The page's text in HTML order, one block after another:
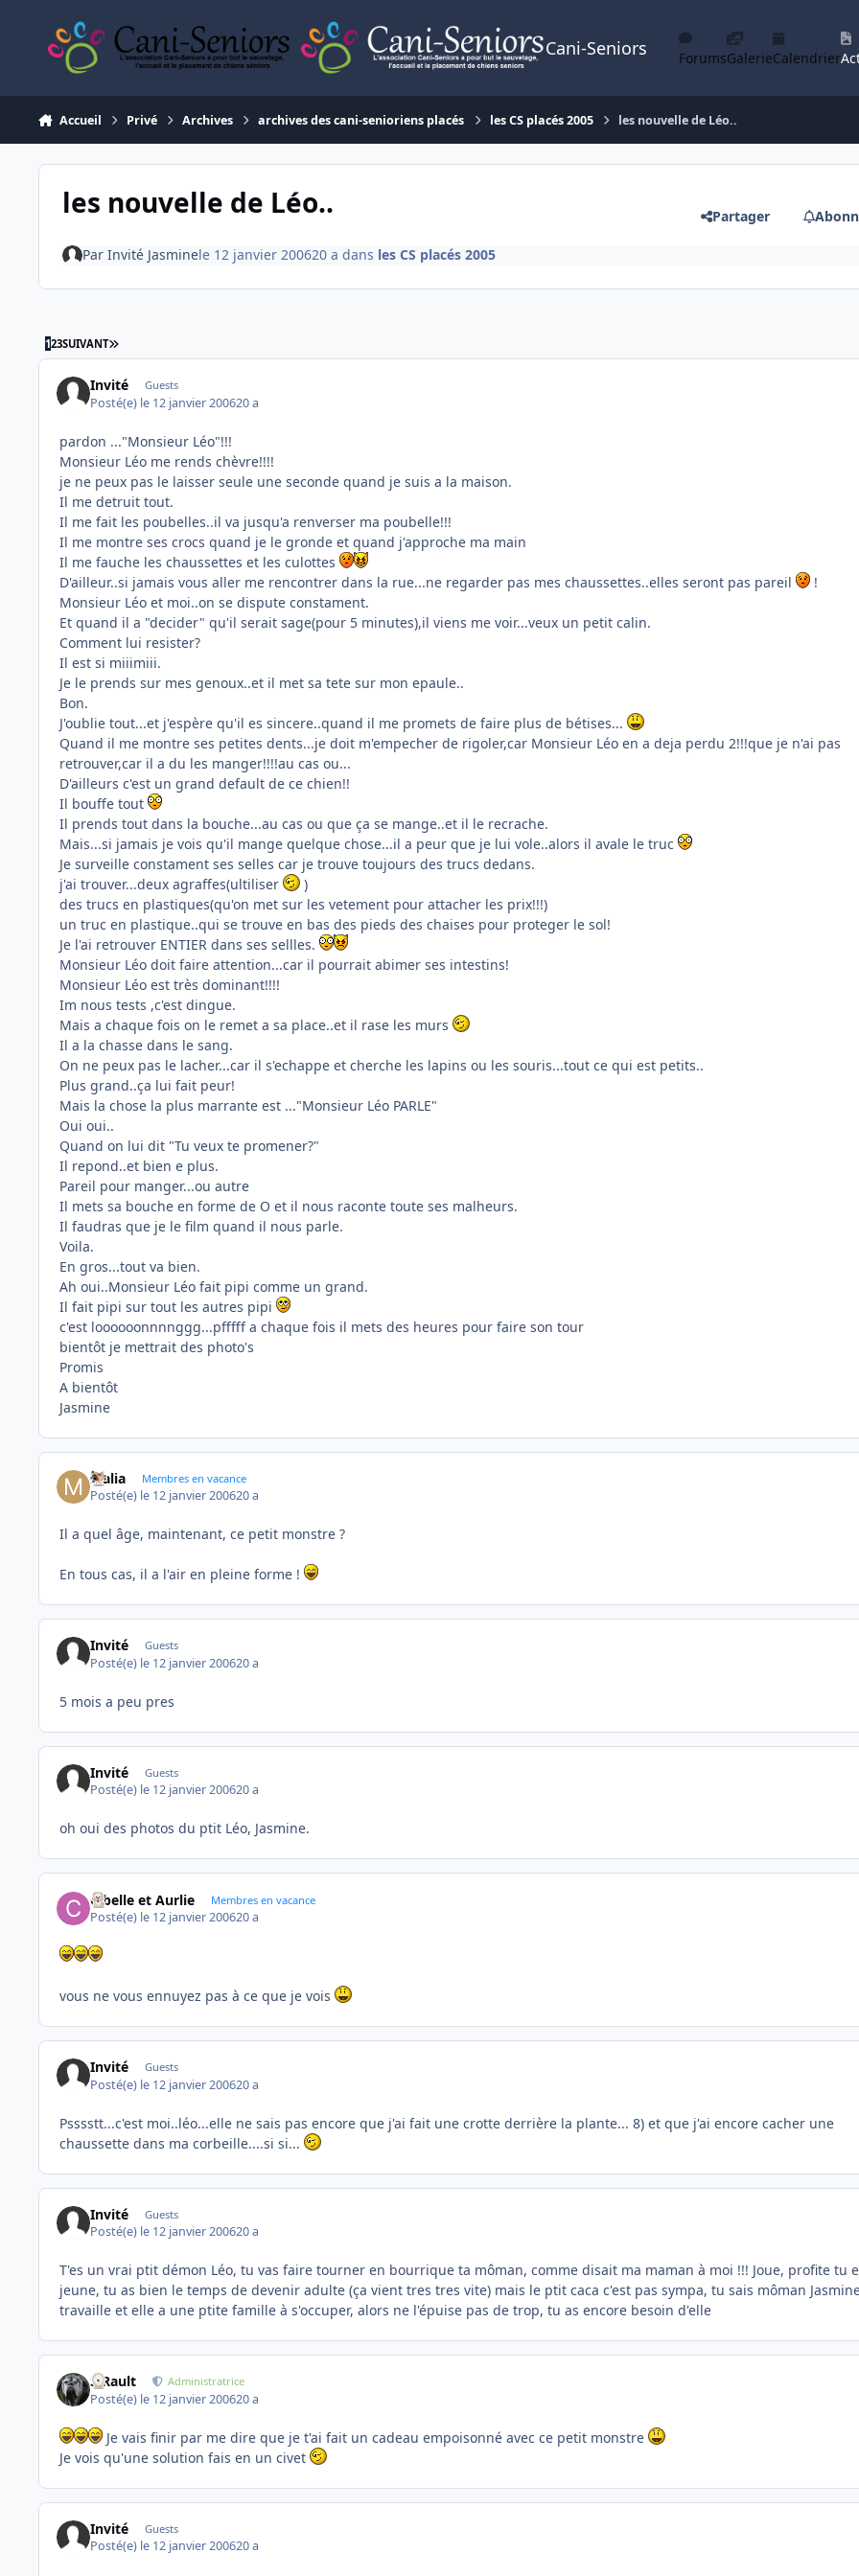
Cani-Seniors ForumsGalerieCalendrier
Accueil Privé Archives archives des cani-senioriens placés les CS placés 2005 les nouvelle de Léo..
les nouvelle de Léo.. Partager
Par Invité Jasminele 12 janvier 200620 a dans les CS placés 2005
123SUIVANT DERNIÈRE PAGE
Invité Guests
Posté(e) le 12 janvier 200620 a
pardon ..."Monsieur Léo"!!!
Monsieur Léo me rends chèvre!!!!
je ne peux pas le laisser seule une seconde quand je suis a la maison.
Il me detruit tout.
Il me fait les poubelles..il va jusqu'a renverser ma poubelle!!!
Il me montre ses crocs quand je le gronde et quand j'approche ma main
Il me fauche les chaussettes et les culottes
D'ailleur..si jamais vous aller me rencontrer dans la rue...ne regarder pas mes chaussettes..elles seront pas pareil
!
Monsieur Léo et moi..on se dispute constament.
Et quand il a "decider" qu'il serait sage(pour 5 minutes),il viens me voir...veux un petit calin.
Comment lui resister?
Il est si miiimiii.
Je le prends sur mes genoux..et il met sa tete sur mon epaule..
Bon.
J'oublie tout...et j'espère qu'il es sincere..quand il me promets de faire plus de bétises...
Quand il me montre ses petites dents...je doit m'empecher de rigoler,car Monsieur Léo en a deja perdu 2!!!que je n'ai pas
retrouver,car il a du les manger!!!!au cas ou...
D'ailleurs c'est un grand default de ce chien!!
Il bouffe tout
Il prends tout dans la bouche...au cas ou que ça se mange..et il le recrache.
Mais...si jamais je vois qu'il mange quelque chose...il a peur que je lui vole..alors il avale le truc
Je surveille constament ses selles car je trouve toujours des trucs dedans.
j'ai trouver...deux agraffes(ultiliser
)
des trucs en plastiques(qu'on met sur les vetement pour attacher les prix!!!)
un truc en plastique..qui se trouve en bas des pieds des chaises pour proteger le sol!
Je l'ai retrouver ENTIER dans ses sellles.
Monsieur Léo doit faire attention...car il pourrait abimer ses intestins!
Monsieur Léo est très dominant!!!!
Im nous tests ,c'est dingue.
Mais a chaque fois on le remet a sa place..et il rase les murs
Il a la chasse dans le sang.
On ne peux pas le lacher...car il s'echappe et cherche les lapins ou les souris...tout ce qui est petits..
Plus grand..ça lui fait peur!
Mais la chose la plus marrante est ..."Monsieur Léo PARLE"
Oui oui..
Quand on lui dit "Tu veux te promener?"
Il repond..et bien e plus.
Pareil pour manger...ou autre
Il mets sa bouche en forme de O et il nous raconte toute ses malheurs.
Il faudras que je le film quand il nous parle.
Voila.
En gros...tout va bien.
Ah oui..Monsieur Léo fait pipi comme un grand.
Il fait pipi sur tout les autres pipi
c'est loooooonnnnggg...pfffff a chaque fois il mets des heures pour faire son tour
bientôt je mettrait des photo's
Promis
A bientôt
Jasmine
Malia Membres en vacance
Posté(e) le 12 janvier 200620 a
Il a quel âge, maintenant, ce petit monstre ?
En tous cas, il a l'air en pleine forme !
Invité Guests
Posté(e) le 12 janvier 200620 a
5 mois a peu pres
Invité Guests
Posté(e) le 12 janvier 200620 a
oh oui des photos du ptit Léo, Jasmine.
Cibelle et Aurlie Membres en vacance
Posté(e) le 12 janvier 200620 a
vous ne vous ennuyez pas à ce que je vois
Invité Guests
Posté(e) le 12 janvier 200620 a
Psssstt...c'est moi..léo...elle ne sais pas encore que j'ai fait une crotte derrière la plante... 8) et que j'ai encore cacher une
chaussette dans ma corbeille....si si...
Invité Guests
Posté(e) le 12 janvier 200620 a
T'es un vrai ptit démon Léo, tu vas faire tourner en bourrique ta môman, comme disait ma maman à moi !!! Joue, profite tu
jeune, tu as bien le temps de devenir adulte (ça vient tres tres vite) mais le ptit caca c'est pas sympa, tu sais môman
travaille et elle a une ptite famille à s'occuper, alors ne l'épuise pas de trop, tu as encore besoin d'elle
S.Rault Administratrice
Posté(e) le 12 janvier 200620 a
Je vais finir par me dire que je t'ai fait un cadeau empoisonné avec ce petit monstre
Je vois qu'une solution fais en un civet
Invité Guests
Posté(e) le 12 janvier 200620 a